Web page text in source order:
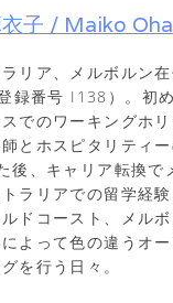
子 / Maiko
リア、メルボルン
登録番号 I138）。初
でのワーキングホ
とホスピタリティ
後、キャリア転換
ラリアでの留学経
ドコースト、メル
よって色の違うオ
を行う日々。